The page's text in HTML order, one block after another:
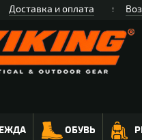
Доставка и оплата
ОБУВЬ